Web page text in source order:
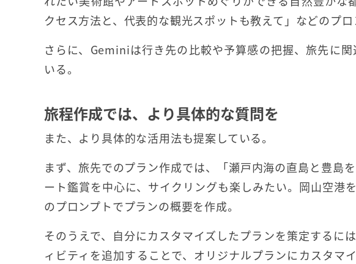
クセス方法と、代表的な観光スポットも教えて」などのプロ
さらに、Geminiは行き先の比較や予算感の把握、旅先に
いる。
旅程作成では、より具体的な質問を
また、より具体的な活用法も提案している。
まず、旅先でのプラン作成では、「瀬戸内海の直島と豊島
ート鑑賞を中心に、サイクリングも楽しみたい。岡山空港
のプロンプトでプランの概要を作成。
そのうえで、自分にカスタマイズしたプランを策定するに
ィビティを追加することで、オリジナルプランにカスタマ